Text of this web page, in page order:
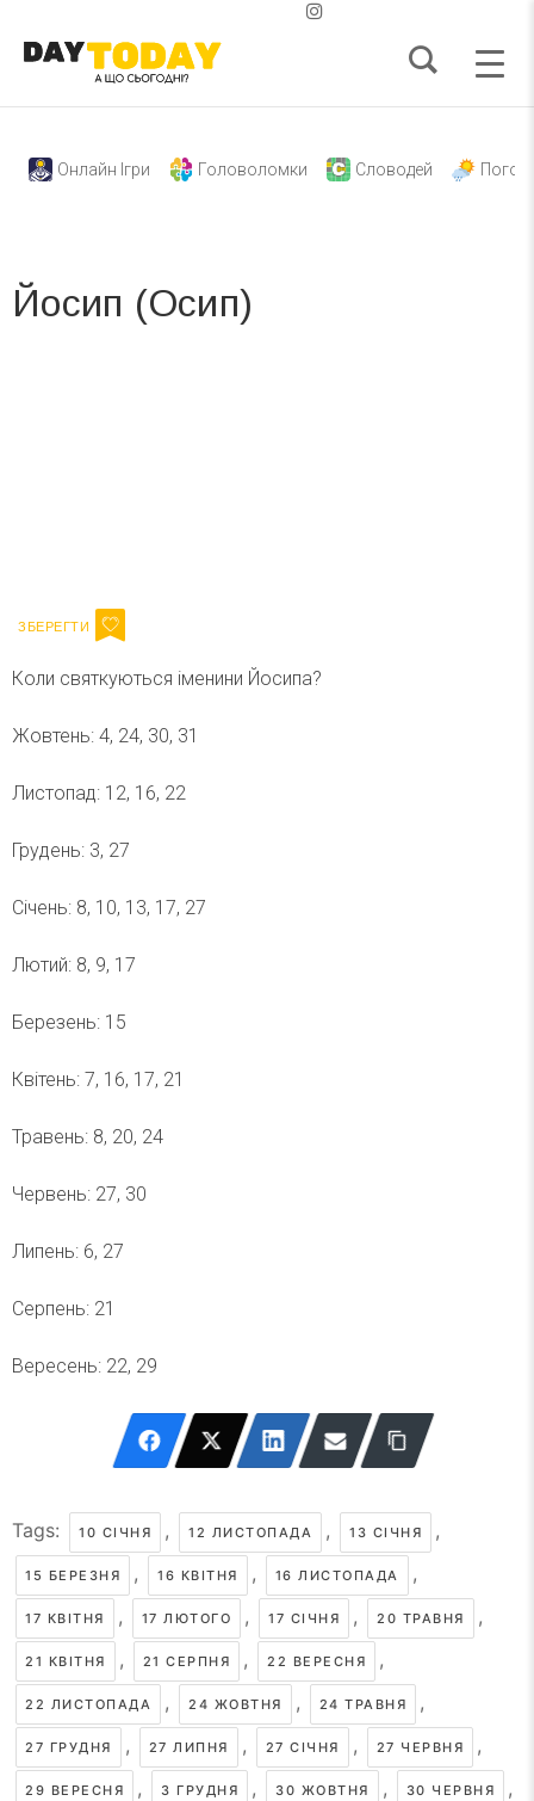
Онлайн Ігри Головоломки Словодей
Йосип (Осип)
Коли святкуються іменини Йосипа?
Жовтень: 4, 24, 30, 31
Листопад: 12, 16, 22
Грудень: 3, 27
Січень: 8, 10, 13, 17, 27
Лютий: 8, 9, 17
Березень: 15
Квітень: 7, 16, 17, 21
Травень: 8, 20, 24
Червень: 27, 30
Липень: 6, 27
Серпень: 21
Вересень: 22, 29
Tags: 10 СІЧНЯ , 12 ЛИСТОПАДА , 13 СІЧНЯ ,
15 БЕРЕЗНЯ , 16 КВІТНЯ , 16 ЛИСТОПАДА ,
17 КВІТНЯ , 17 ЛЮТОГО , 17 СІЧНЯ , 20 ТРАВНЯ ,
21 КВІТНЯ , 21 СЕРПНЯ , 22 ВЕРЕСНЯ ,
22 ЛИСТОПАДА , 24 ЖОВТНЯ , 24 ТРАВНЯ ,
27 ГРУДНЯ , 27 ЛИПНЯ , 27 СІЧНЯ , 27 ЧЕРВНЯ ,
29 ВЕРЕСНЯ , 3 ГРУДНЯ , 30 ЖОВТНЯ , 30 ЧЕРВНЯ ,